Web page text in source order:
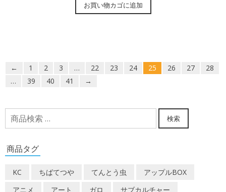
お買い物カゴに追加
← 1 2 3 … 22 23 24 25 26 27
28
…
39 40 41 →
検
索
象:
検索
商品タグ
KC ちばてつや てんとう虫
アップルBOX
アニメ
アート ガロ
サブカルチャー